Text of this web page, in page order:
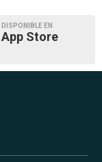
DISPONIBLE EN
App Store